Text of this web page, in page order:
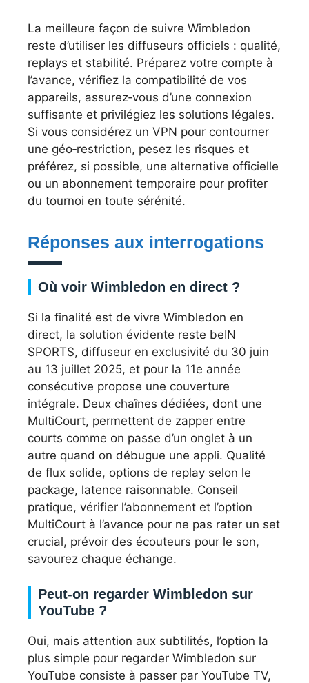
La meilleure façon de suivre Wimbledon
reste d’utiliser les diffuseurs officiels : qualité,
replays et stabilité. Préparez votre compte à
l’avance, vérifiez la compatibilité de vos
appareils, assurez‑vous d’une connexion
suffisante et privilégiez les solutions légales.
Si vous considérez un VPN pour contourner
une géo‑restriction, pesez les risques et
préférez, si possible, une alternative officielle
ou un abonnement temporaire pour profiter
du tournoi en toute sérénité.
Réponses aux interrogations
Où voir Wimbledon en direct ?
Si la finalité est de vivre Wimbledon en
direct, la solution évidente reste beIN
SPORTS, diffuseur en exclusivité du 30 juin
au 13 juillet 2025, et pour la 11e année
consécutive propose une couverture
intégrale. Deux chaînes dédiées, dont une
MultiCourt, permettent de zapper entre
courts comme on passe d’un onglet à un
autre quand on débugue une appli. Qualité
de flux solide, options de replay selon le
package, latence raisonnable. Conseil
pratique, vérifier l’abonnement et l’option
MultiCourt à l’avance pour ne pas rater un set
crucial, prévoir des écouteurs pour le son,
savourez chaque échange.
Peut-on regarder Wimbledon sur
YouTube ?
Oui, mais attention aux subtilités, l’option la
plus simple pour regarder Wimbledon sur
YouTube consiste à passer par YouTube TV,